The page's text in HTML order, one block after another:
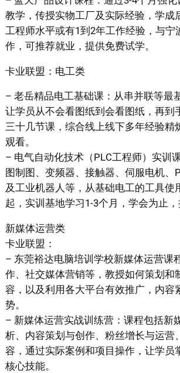
教学，传授实物工厂及实际经验，学成
工程师水平或有1到2年工作经验，与宁
作，可推荐就业，提供免费试学。
卡业联盟：电工类
– 老岳精品电工基础课：从串并联等最
让学员从不会看图纸到会看图纸，再到
三十几节课，综合线上线下多年经验精
观看。
– 电气自动化技术（PLC工程师）实训
图制图、变频器、接触器、伺服电机、
及工业机器人等，从基础电工的工具使
起，实训基地学习1-3个月，学会为止，
新媒体运营类
卡业联盟：
– 东莞裕达电脑培训学校新媒体运营课
作、社交媒体营销等，教授如何策划和
容，以及利用各大平台有效推广，内容
势。
– 新媒体运营实战训练营：课程包括新
析、内容策划与创作、粉丝增长与运营
容，通过实际案例和项目操作，让学员
核心技能。